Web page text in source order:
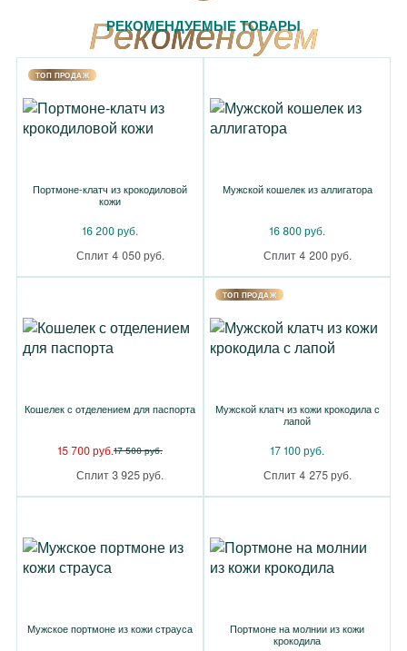
РЕКОМЕНДУЕМЫЕ ТОВАРЫ
TOП ПРОДАЖ
Портмоне-клатч из крокодиловой
кожи
16 200 руб.
Сплит 4 050 руб.
Мужской кошелек из аллигатора
16 800 руб.
Сплит 4 200 руб.
Кошелек с отделением для паспорта
15 700 руб.17 500 руб.
Сплит 3 925 руб.
TOП ПРОДАЖ
Мужской клатч из кожи крокодила с
лапой
17 100 руб.
Сплит 4 275 руб.
Мужское портмоне из кожи страуса
Портмоне на молнии из кожи
крокодила